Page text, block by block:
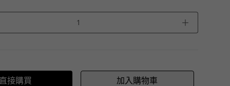
＋
接購買 加入購物車